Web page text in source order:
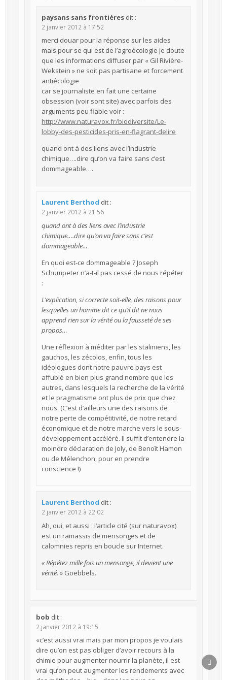
paysans sans frontiéres dit :
2 janvier 2012 à 17:52
merci douar pour la réponse sur les aides
mais pour se qui est de l’agroécologie je doute
que les informations diffuser par « Gil Rivière-
Wekstein » ne soit pas partisane et forcement
antiécologie
car se journaliste en fait une certaine
obsession (voir sont site) avec parfois des
arguments peu fiable voir :
http://www.naturavox.fr/biodiversite/Le-
lobby-des-pesticides-pris-en-flagrant-delire
quand ont à des liens avec l’industrie
chimique….dire qu’on va faire sans c’est
dommageable….
Laurent Berthod dit :
2 janvier 2012 à 21:56
quand ont à des liens avec l’industrie
chimique….dire qu’on va faire sans c’est
dommageable…
En quoi est-ce dommageable ? Joseph
Schumpeter n’a-t-il pas cessé de nous répéter
:
L’explication, si correcte soit-elle, des raisons pour
lesquelles un homme dit ce qu’il dit ne nous
apprend rien sur la vérité ou la fausseté de ses
propos…
Une réflexion à méditer par les staliniens, les
gauchos, les zécolos, enfin, tous les
idéologues dont notre pauvre pays est
affublé en bien plus grand nombre que les
autres, dans lesquels la recherche de la vérité
et le pragmatisme ont plus de prix que chez
nous. (C’est d’ailleurs une des raisons de
notre perte de compétitivité, de notre retard
économique et de notre marche vers le sous-
développement accéléré. Il suffit d’entendre la
moindre déclaration de Joly, de Benoît Hamon
ou de Mélenchon, pour en prendre
conscience !)
Laurent Berthod dit :
2 janvier 2012 à 22:02
Ah, oui, et aussi : l’article cité (sur naturavox)
est un ramassis de mensonges et de
calomnies repris en boucle sur Internet.
« Répétez mille fois un mensonge, il devient une
vérité. » Goebbels.
bob dit :
2 janvier 2012 à 19:15
«c’est aussi vrai mais par mon propos je voulais
dire qu’on est pas obliger d’avoir recours à la
chimie pour augmenter nourrir la planète, il est
vrai qu’on peut augmenter les rendements avec
TO